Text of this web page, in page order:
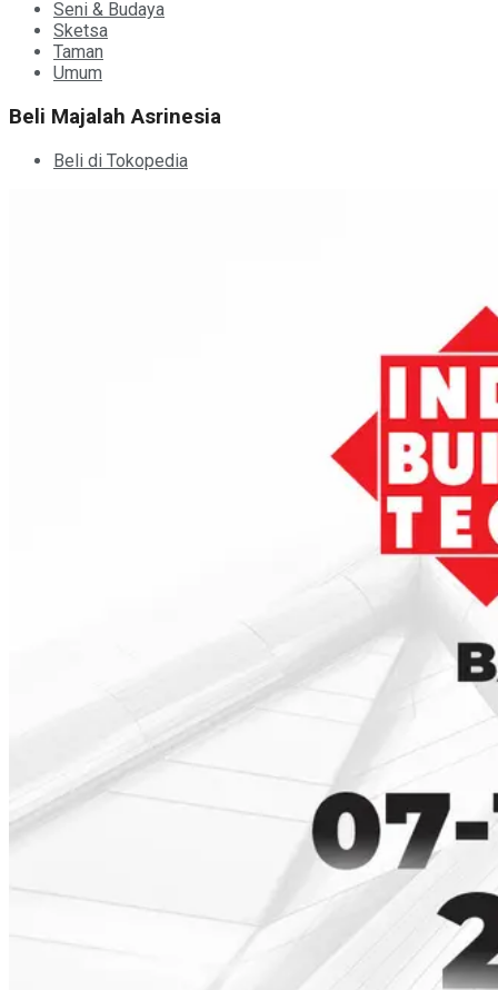
Seni & Budaya
Sketsa
Taman
Umum
Beli Majalah Asrinesia
Beli di Tokopedia